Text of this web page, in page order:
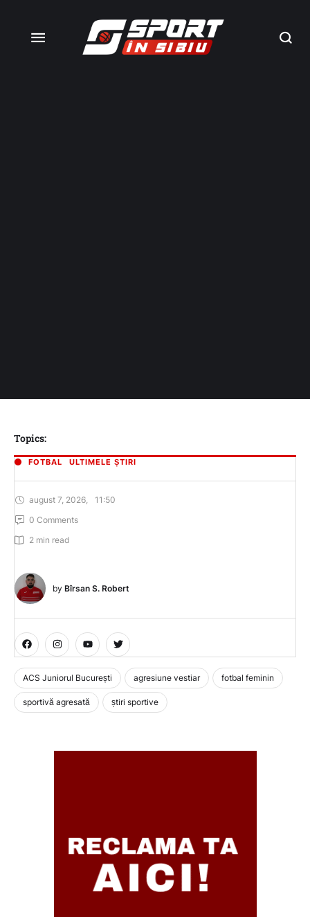
Topics:
FOTBAL ULTIMELE ȘTIRI
august 7, 2026
11:50
0 Comments
2 min read
by Bîrsan S. Robert
ACS Juniorul București agresiune vestiar fotbal feminin
sportivă agresată știri sportive